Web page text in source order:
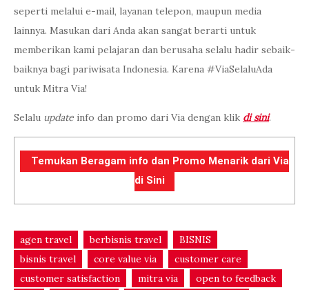
seperti melalui e-mail, layanan telepon, maupun media
lainnya. Masukan dari Anda akan sangat berarti untuk
memberikan kami pelajaran dan berusaha selalu hadir sebaik-
baiknya bagi pariwisata Indonesia. Karena #ViaSelaluAda
untuk Mitra Via!
Selalu update info dan promo dari Via dengan klik di sini.
Temukan Beragam info dan Promo Menarik dari Via
di Sini
agen travel berbisnis travel
BISNIS
bisnis travel
core value via
customer care
customer satisfaction
mitra via
open to feedback